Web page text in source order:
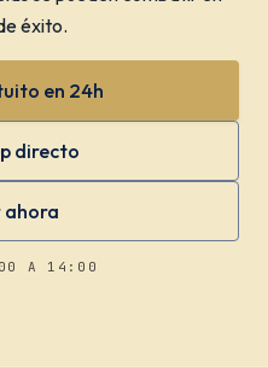
éxito.
en 24h
directo
ahora
A 14:00